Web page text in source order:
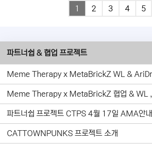
1 2 3 4 5
파트너쉽 & 협업 프로젝트
파트너쉽 프로젝트 CTPS 4월 17일 AMA안내.
CATTOWNPUNKS 프로젝트 소개